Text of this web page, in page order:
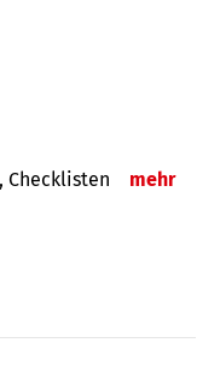
Checklisten mehr